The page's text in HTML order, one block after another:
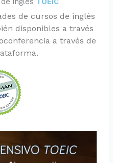
de cursos de inglés
disponibles a través
a través de